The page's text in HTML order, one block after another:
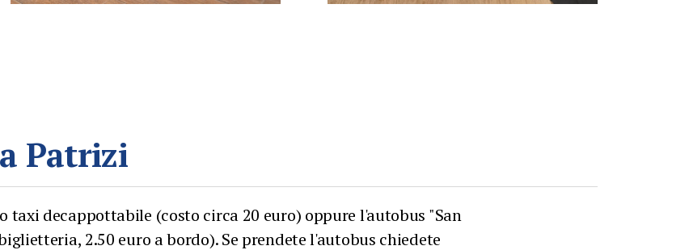
Patrizi
decappottabile (costo circa 20 euro) oppure l'autobus "San
2.50 euro a bordo). Se prendete l'autobus chiedete